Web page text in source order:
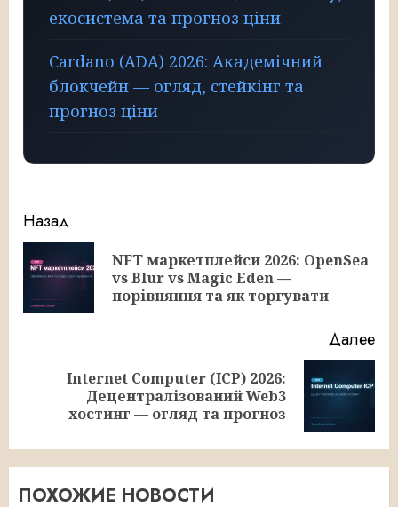
екосистема та прогноз ціни
Cardano (ADA) 2026: Академічний
блокчейн — огляд, стейкінг та
прогноз ціни
Продолжить
чтение
Назад
NFT маркетплейси 2026: OpenSea
vs Blur vs Magic Eden —
порівняння та як торгувати
Далее
Следующая
запись:
Internet Computer (ICP) 2026:
Децентралізований Web3
хостинг — огляд та прогноз
ПОХОЖИЕ НОВОСТИ